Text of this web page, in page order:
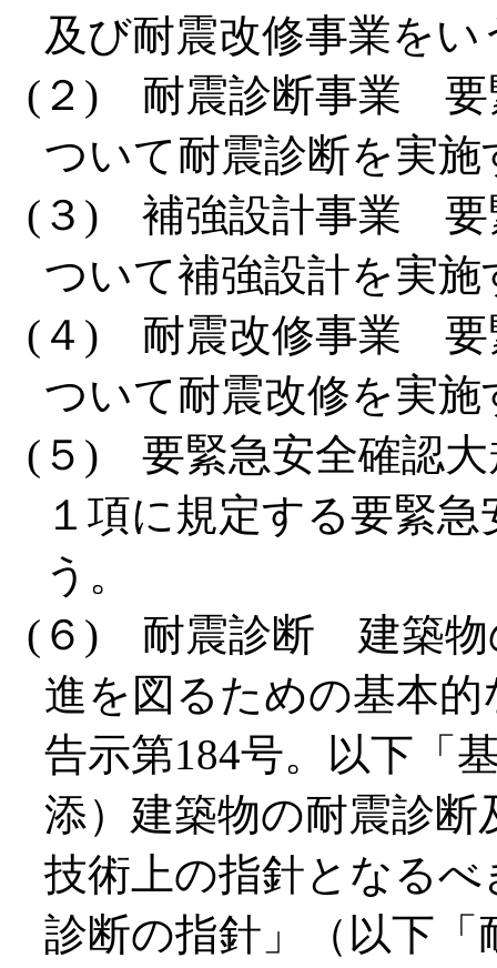
及び耐震改修事業をい
(２) 耐震診断事業 要
ついて耐震診断を実
(３) 補強設計事業 要
ついて補強設計を実
(４) 耐震改修事業 要
ついて耐震改修を実
(５) 要緊急安全確認
１項に規定する要緊
う。
(６) 耐震診断 建築物
進を図るための基本
告示第184号。以下「
添）建築物の耐震診
技術上の指針となる
診断の指針」（以下